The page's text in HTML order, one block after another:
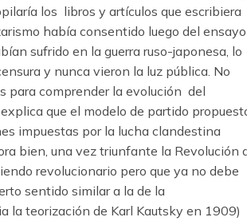
los libros y artículos que escribiera
había consentido luego del ensayo
sufrido en la guerra ruso-japonesa, lo
y nunca vieron la luz pública. No
para comprender la evolución del
que el modelo de partido
impuestas por la lucha clandestina
bien, una vez triunfante la Revolución
revolucionario pero que ya no debe
sentido similar a la de la
la teorización de Karl Kautsky en 1909)